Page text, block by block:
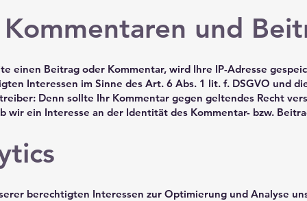
und
einen Beitrag oder Kommentar, wird Ihre IP-Adresse
Interessen im Sinne des Art. 6 Abs. 1 lit. f. DSGVO und
Denn sollte Ihr Kommentar gegen geltendes Recht
wir ein Interesse an der Identität des Kommentar- bzw.
berechtigten Interessen zur Optimierung und Analyse